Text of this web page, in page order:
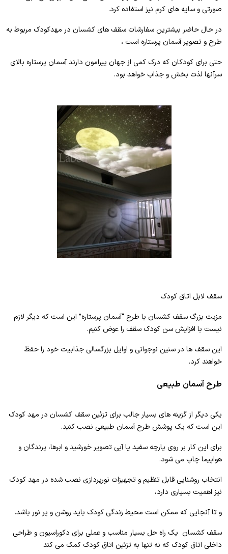
صورتی و سایه های کرم نیز استفاده کرد.
در حال حاضر بیشترین سفارشات سقف های کشسان در مهدکودک مربوط به
طرح و تصویر آسمان پرستاره است ،
حتی برای کودکان که درک کمی از جهان پیرامون دارند آسمان پرستاره بالای
سرآنها لذت بخش و جذاب خواهد بود.
سقف لابل اتاق کودک
مزیت بزرگ سقف کشسان با طرح “آسمان پرستاره” این است که دیگر لازم
نیست با افزایش سن کودک سقف را عوض کنیم.
این سقف ها در سنین نوجوانی و اوایل بزرگسالی جذابیت خود را حفظ
خواهند کرد.
طرح آسمان طبیعی
یکی دیگر از گزینه های بسیار جالب برای تزئین سقف کشسان در مهد کودک
این است که یک پوشش طرح آسمان طبیعی نصب کنید.
برای این کار بر روی پارچه سفید یا آبی تصویر خورشید و ابرها، پرندگان و
هواپیما چاپ می شود.
انتخاب روشنایی قابل تنظیم و تجهیزات نورپردازی نصب شده در مهد کودک
نیز اهمیت بسیاری دارد،
و تا آنجایی که ممکن است محیط زندگی کودک باید روشن و پر نور باشد.
سقف کشسان یک راه حل بسیار مناسب و عملی برای دکوراسیون و طراحی
داخلی اتاق کودک که نه تنها به تزئین اتاق کودک کمک می کند